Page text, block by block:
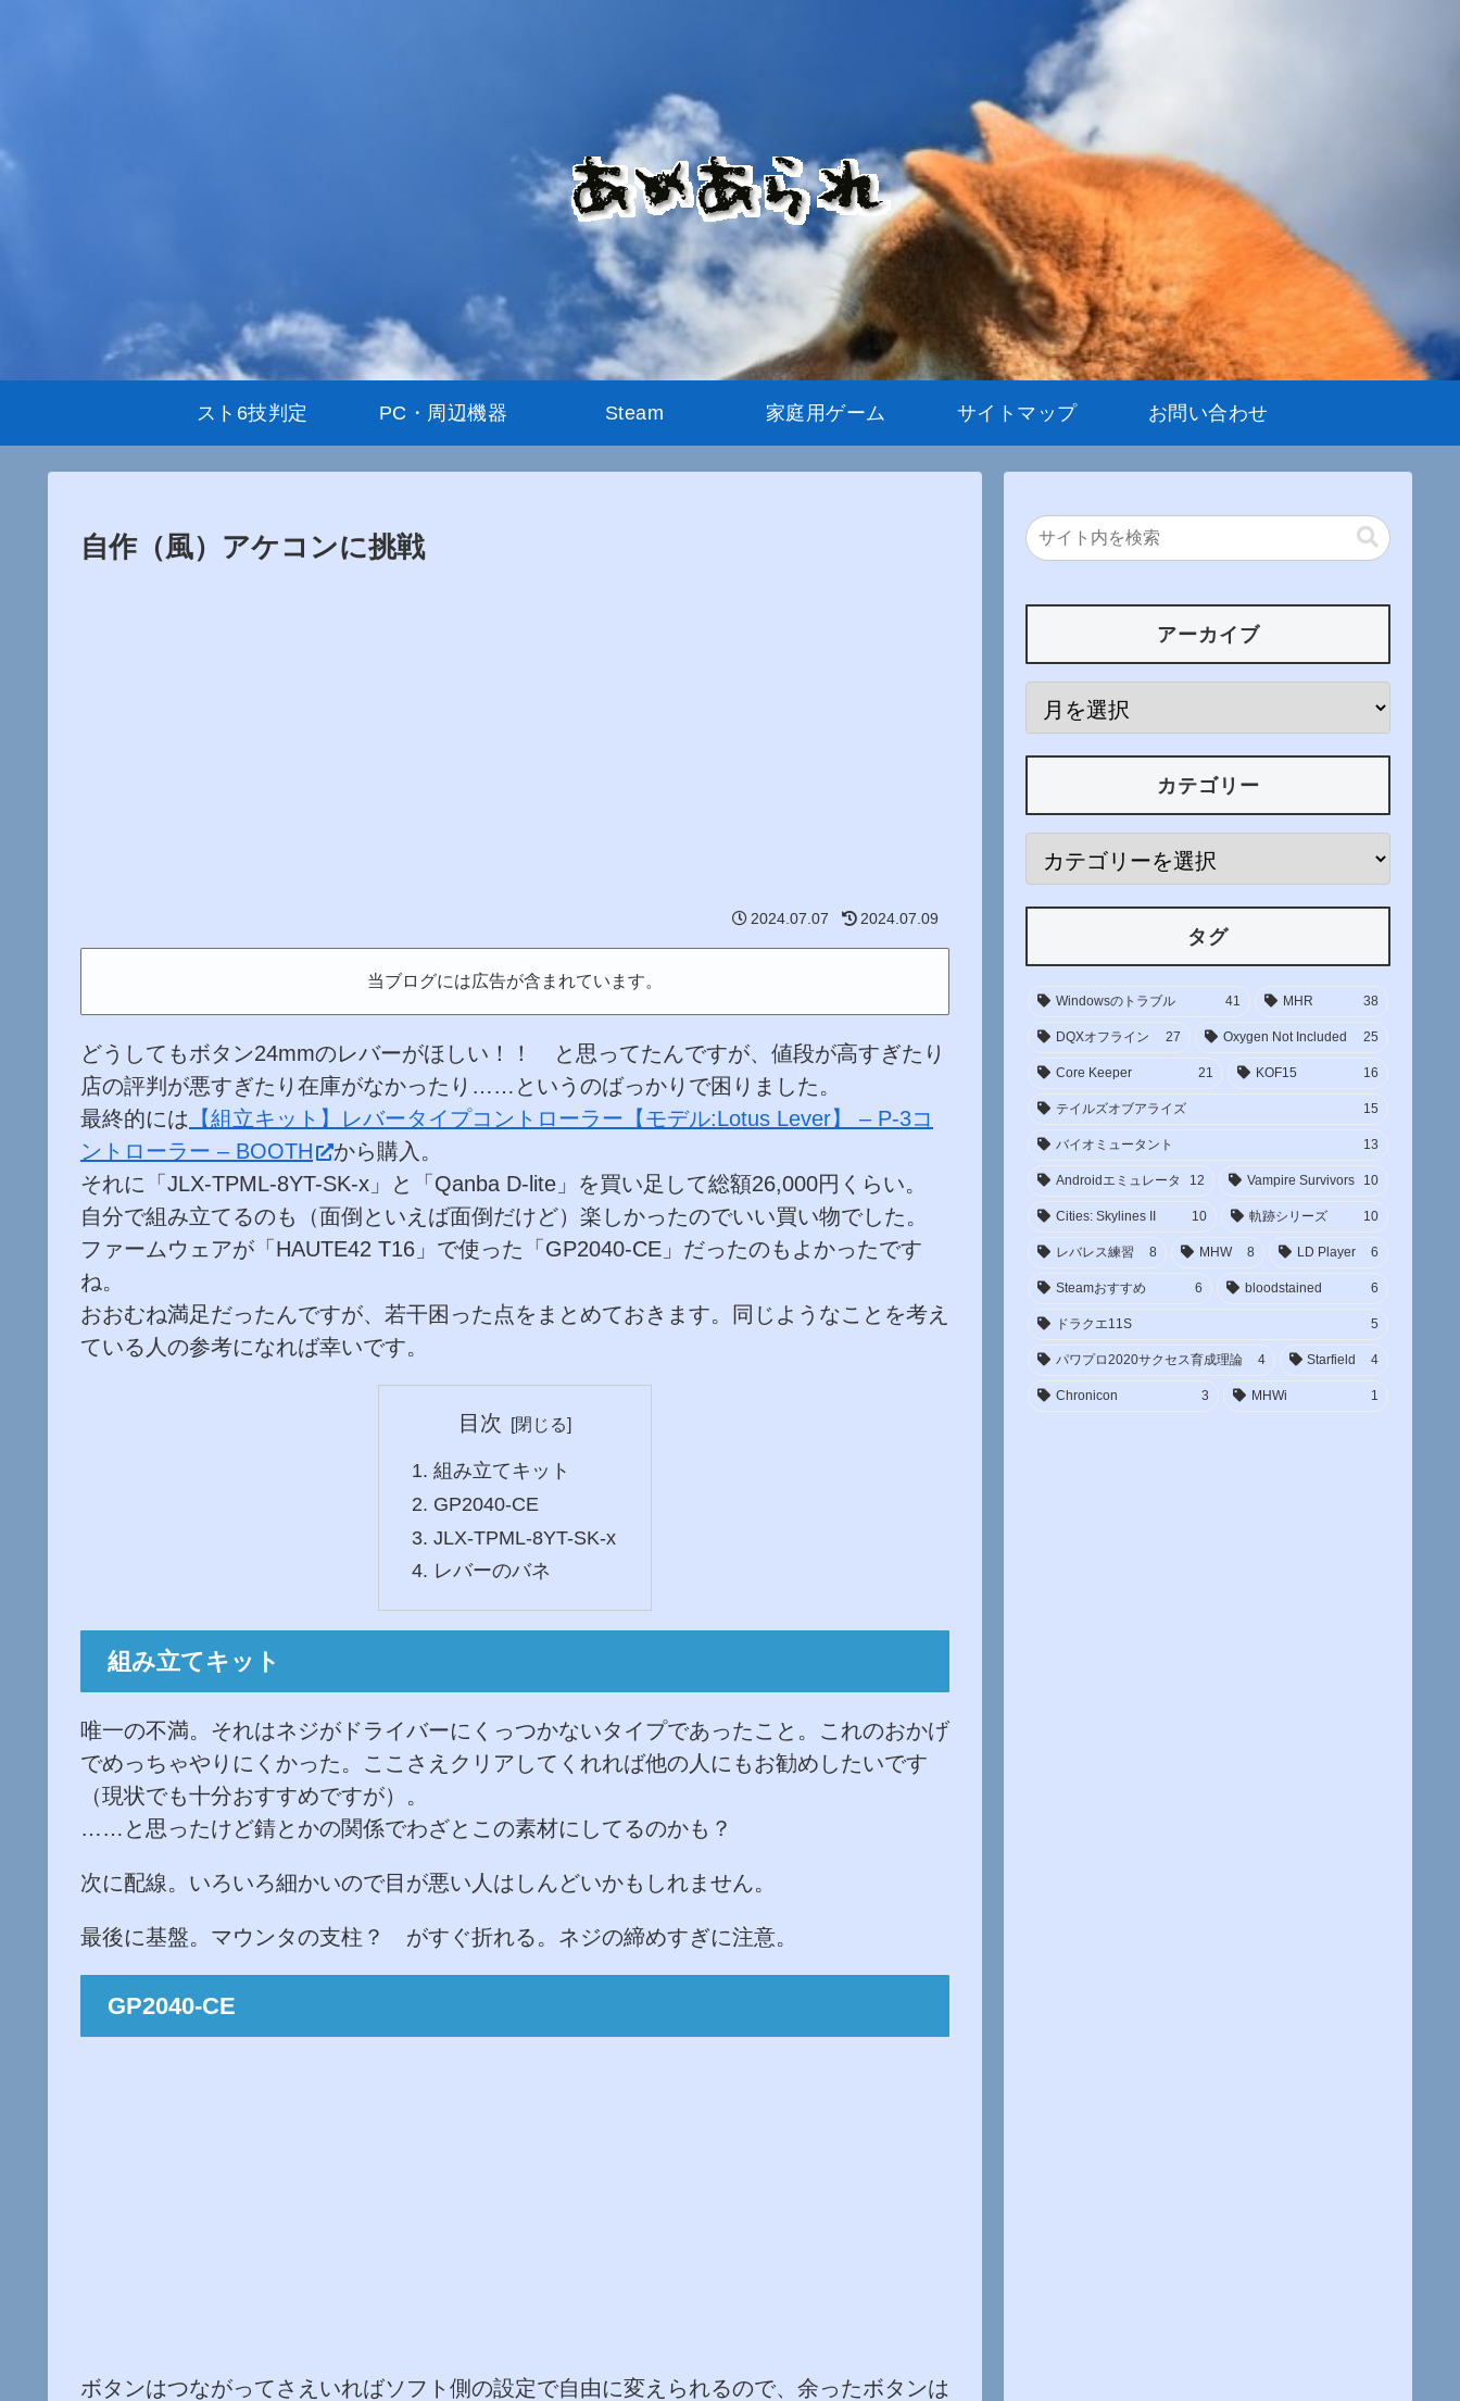
スト6技判定 PC・周辺機器 Steam 家庭用ゲーム サイトマップ お問い合わせ
自作（風）アケコンに挑戦
2024.07.07 2024.07.09
当ブログには広告が含まれています。
どうしてもボタン24mmのレバーがほしい！！ と思ってたんですが、値段が高すぎたり
店の評判が悪すぎたり在庫がなかったり……というのばっかりで困りました。
最終的には 【組立キット】レバータイプコントローラー【モデル:Lotus Lever】 – P-3コ
ントローラー – BOOTH
から購入。
それに「JLX-TPML-8YT-SK-x」と「Qanba D-lite」を買い足して総額26,000円くらい。
自分で組み立てるのも（面倒といえば面倒だけど）楽しかったのでいい買い物でした。
ファームウェアが「HAUTE42 T16」で使った「GP2040-CE」だったのもよかったです
ね。
おおむね満足だったんですが、若干困った点をまとめておきます。同じようなことを考え
ている人の参考になれば幸いです。
目次
組み立てキット
GP2040-CE
JLX-TPML-8YT-SK-x
レバーのバネ
組み立てキット
唯一の不満。それはネジがドライバーにくっつかないタイプであったこと。これのおかげ
でめっちゃやりにくかった。ここさえクリアしてくれれば他の人にもお勧めしたいです
（現状でも十分おすすめですが）。
……と思ったけど錆とかの関係でわざとこの素材にしてるのかも？
次に配線。いろいろ細かいので目が悪い人はしんどいかもしれません。
最後に基盤。マウンタの支柱？ がすぐ折れる。ネジの締めすぎに注意。
GP2040-CE
ボタンはつながってさえいればソフト側の設定で自由に変えられるので、余ったボタンは
アーカイブ
カテゴリー
タグ
Windowsのトラブル 41 MHR 38
DQXオフライン 27 Oxygen Not Included 25
Core Keeper 21 KOF15 16
テイルズオブアライズ 15
バイオミュータント 13
Androidエミュレータ 12 Vampire Survivors 10
Cities: Skylines II 10 軌跡シリーズ 10
レバレス練習 8 MHW 8 LD Player 6
Steamおすすめ 6 bloodstained 6
ドラクエ11S 5
パワプロ2020サクセス育成理論 4 Starfield 4
Chronicon 3 MHWi 1